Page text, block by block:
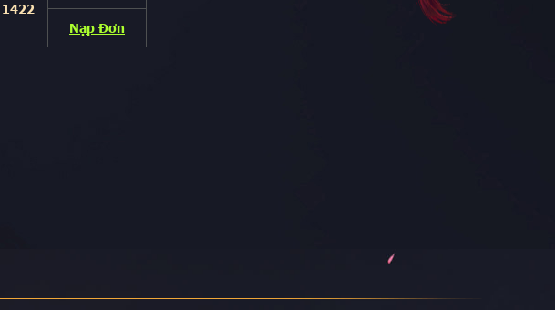
1422
Nạp Đơn